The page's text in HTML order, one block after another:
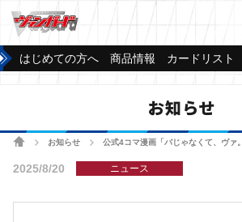
はじめての方へ 商品情報 カードリスト
お知らせ
ホームお知らせ 公式4コマ漫画「バじゃなくて、ヴァ
2025/8/20 ニュース